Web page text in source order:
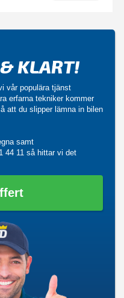
KLART!
vår populära tjänst
erfarna tekniker kommer
att du slipper lämna in bilen
samt
44 11 så hittar vi det